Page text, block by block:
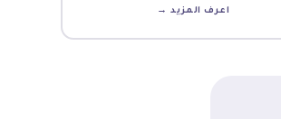
اعرف المزيد →